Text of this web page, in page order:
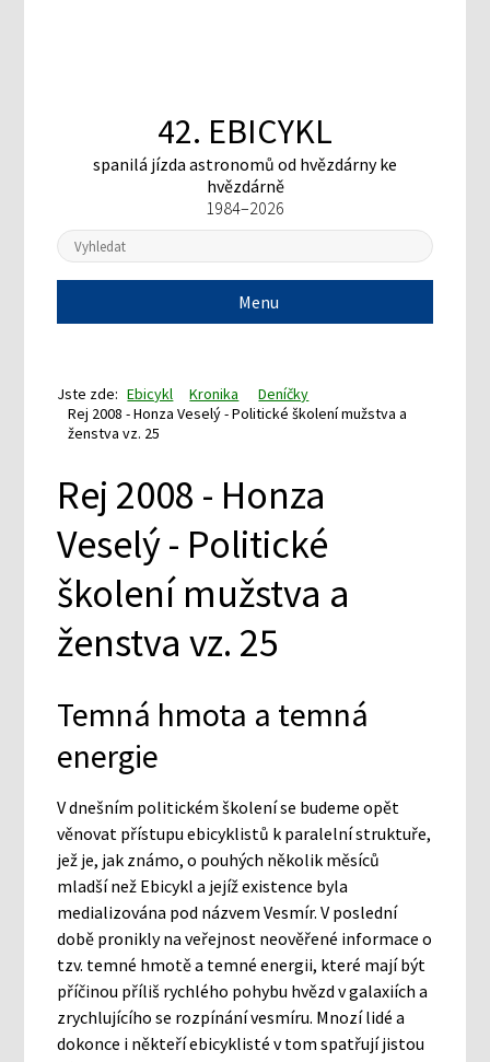
42. EBICYKL
spanilá jízda astronomů od hvězdárny ke
hvězdárně
1984–2026
Menu
Jste zde: Ebicykl Kronika
Deníčky
Rej 2008 - Honza Veselý - Politické školení mužstva a
ženstva vz. 25
Rej 2008 - Honza
Veselý - Politické
školení mužstva a
ženstva vz. 25
Temná hmota a temná
energie
V dnešním politickém školení se budeme opět
věnovat přístupu ebicyklistů k paralelní struktuře,
jež je, jak známo, o pouhých několik měsíců
mladší než Ebicykl a jejíž existence byla
medializována pod názvem Vesmír. V poslední
době pronikly na veřejnost neověřené informace o
tzv. temné hmotě a temné energii, které mají být
příčinou příliš rychlého pohybu hvězd v galaxiích a
zrychlujícího se rozpínání vesmíru. Mnozí lidé a
dokonce i někteří ebicyklisté v tom spatřují jistou